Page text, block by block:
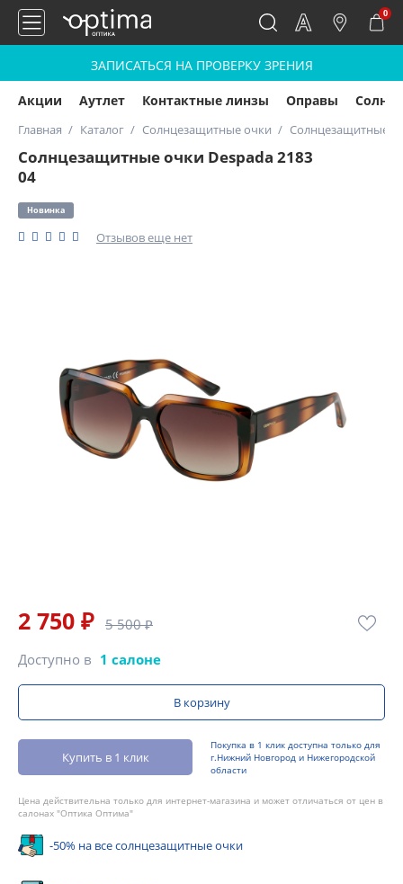
0
ЗАПИСАТЬСЯ НА ПРОВЕРКУ ЗРЕНИЯ
Акции Аутлет Контактные линзы Оправы
Главная Каталог Солнцезащитные очки Солнцезащитные
Солнцезащитные очки Despada 2183
04
Новинка
Отзывов еще нет
2 750 ₽ 5 500 ₽
Доступно в 1 салоне
В корзину
Купить в 1 клик
Покупка в 1 клик доступна только для
г.Нижний Новгород и Нижегородской
области
Цена действительна только для интернет-магазина и может отличаться от цен в
салонах "Оптика Оптима"
-50% на все солнцезащитные очки